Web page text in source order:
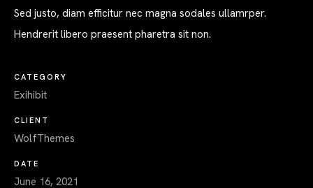
Sed justo, diam efficitur nec magna sodales ullamrper.
Hendrerit libero praesent pharetra sit non.
CATEGORY
Exihibit
CLIENT
WolfThemes
DATE
June 16, 2021